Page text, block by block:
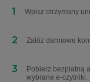
1 Wpisz otrzymany
2 Załóż darmowe
3
Pobierz bezpłatną
wybrane e-